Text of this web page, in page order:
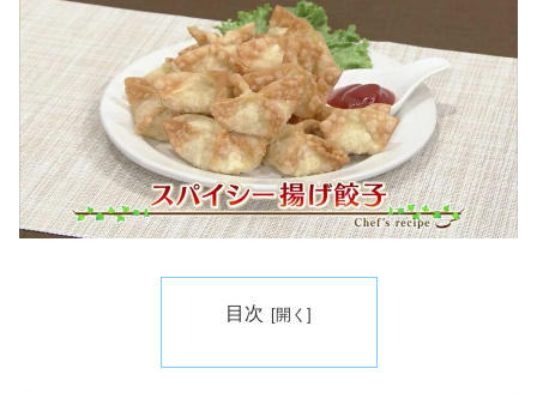
c
e
b
o
o
k
e
n
a
ck
et
e
er
e
st
目次